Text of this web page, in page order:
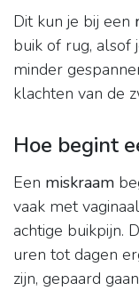
Dit kun je bij een
buik of rug, alsof
minder
klachten van de
Hoe begint
Een miskraam
vaak met
achtige buikpijn.
uren tot dagen
zijn, gepaard